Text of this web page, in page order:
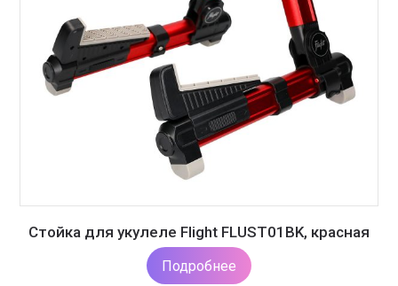
Стойка для укулеле Flight FLUST01BK, красная
Подробнее